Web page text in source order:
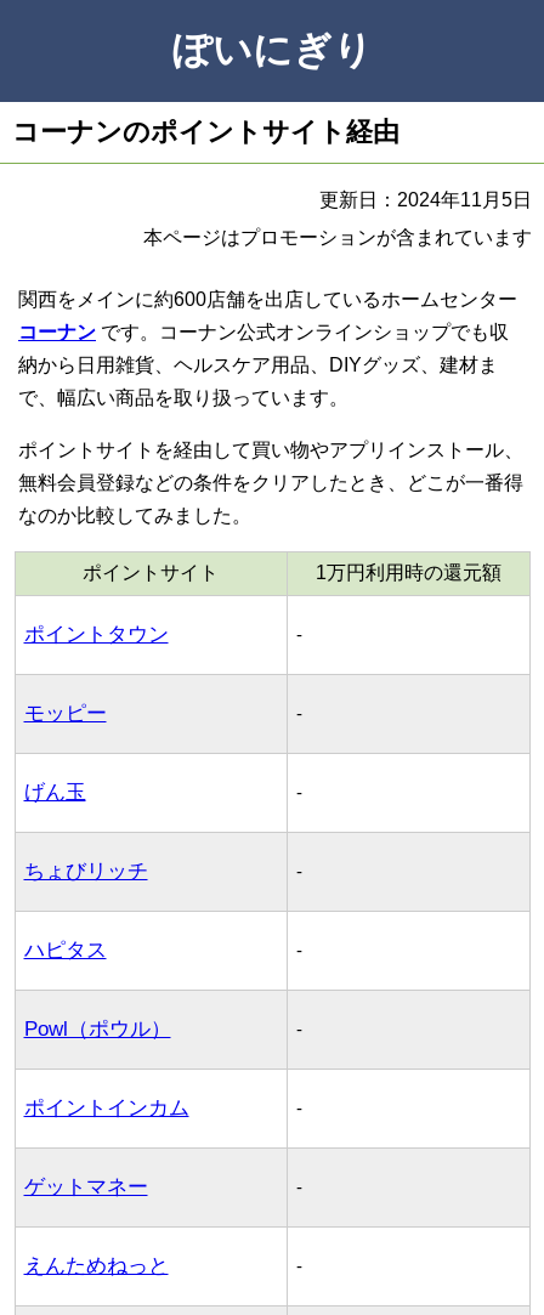
ぽいにぎり
コーナンのポイントサイト経由
更新日：2024年11月5日
本ページはプロモーションが含まれています
関西をメインに約600店舗を出店しているホームセンター
コーナン です。コーナン公式オンラインショップでも収
納から日用雑貨、ヘルスケア用品、DIYグッズ、建材ま
で、幅広い商品を取り扱っています。
ポイントサイトを経由して買い物やアプリインストール、
無料会員登録などの条件をクリアしたとき、どこが一番得
なのか比較してみました。
ポイントサイト 1万円利用時の還元額
ポイントタウン -
モッピー -
げん玉 -
ちょびリッチ -
ハピタス -
Powl（ポウル） -
ポイントインカム -
ゲットマネー -
えんためねっと -